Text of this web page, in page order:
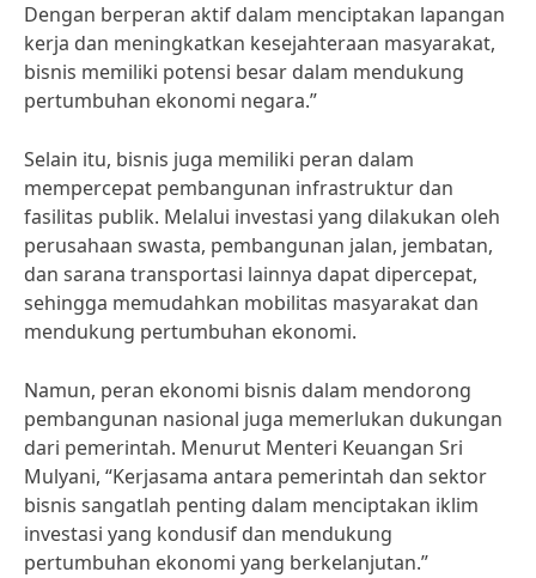
Dengan berperan aktif dalam menciptakan lapangan
kerja dan meningkatkan kesejahteraan masyarakat,
bisnis memiliki potensi besar dalam mendukung
pertumbuhan ekonomi negara.”
Selain itu, bisnis juga memiliki peran dalam
mempercepat pembangunan infrastruktur dan
fasilitas publik. Melalui investasi yang dilakukan oleh
perusahaan swasta, pembangunan jalan, jembatan,
dan sarana transportasi lainnya dapat dipercepat,
sehingga memudahkan mobilitas masyarakat dan
mendukung pertumbuhan ekonomi.
Namun, peran ekonomi bisnis dalam mendorong
pembangunan nasional juga memerlukan dukungan
dari pemerintah. Menurut Menteri Keuangan Sri
Mulyani, “Kerjasama antara pemerintah dan sektor
bisnis sangatlah penting dalam menciptakan iklim
investasi yang kondusif dan mendukung
pertumbuhan ekonomi yang berkelanjutan.”